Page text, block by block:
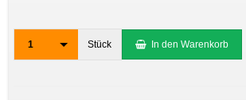
1 Stück In den Warenkorb